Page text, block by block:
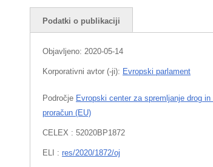
Podatki o publikaciji
Objavljeno: 2020-05-14
Korporativni avtor (-ji): Evropski parlament
Področje Evropski center za spremljanje drog
proračun (EU)
CELEX : 52020BP1872
ELI : res/2020/1872/oj